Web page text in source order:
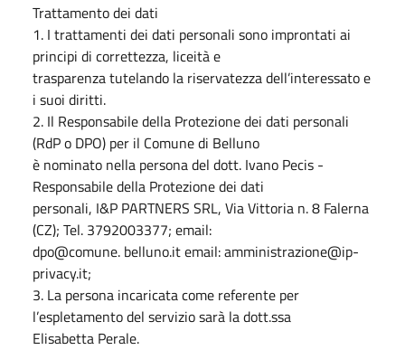
Trattamento dei dati
1. I trattamenti dei dati personali sono improntati ai
principi di correttezza, liceità e
trasparenza tutelando la riservatezza dell’interessato e
i suoi diritti.
2. Il Responsabile della Protezione dei dati personali
(RdP o DPO) per il Comune di Belluno
è nominato nella persona del dott. Ivano Pecis -
Responsabile della Protezione dei dati
personali, I&P PARTNERS SRL, Via Vittoria n. 8 Falerna
(CZ); Tel. 3792003377; email:
dpo@comune. belluno.it email: amministrazione@ip-
privacy.it;
3. La persona incaricata come referente per
l’espletamento del servizio sarà la dott.ssa
Elisabetta Perale.